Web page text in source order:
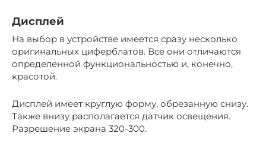
Дисплей
На выбор в устройстве имеется сразу несколько
оригинальных циферблатов. Все они отличаются
определенной функциональностью и, конечно,
красотой.
Дисплей имеет круглую форму, обрезанную снизу.
Также внизу располагается датчик освещения.
Разрешение экрана 320-300.